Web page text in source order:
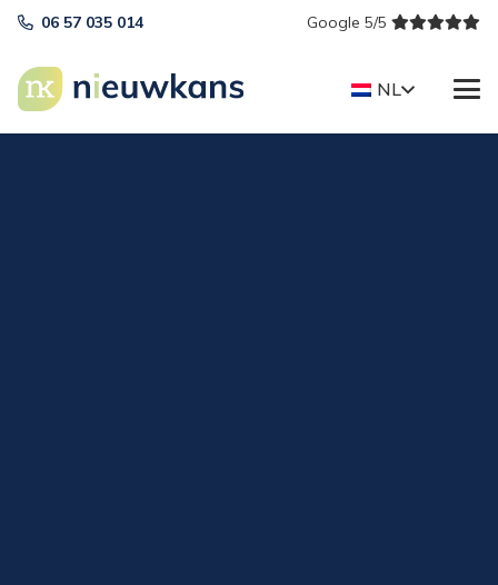
06 57 035 014 Google 5/5
NL